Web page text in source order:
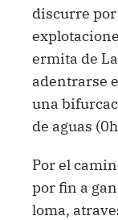
discurre
ermita de
adentrarse
una
de aguas
Por el
por fin a
loma,